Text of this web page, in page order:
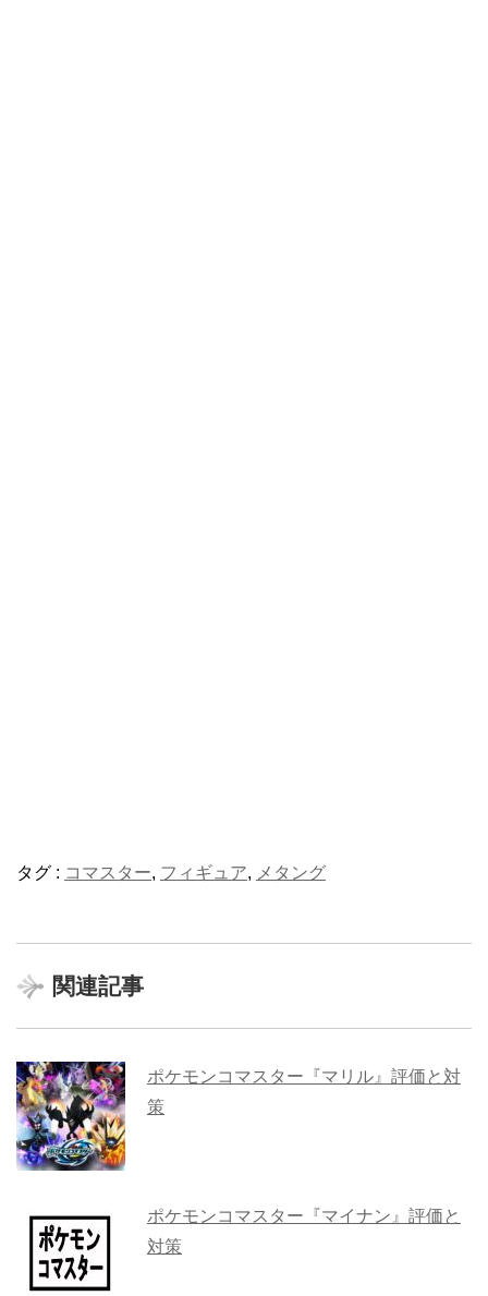
タグ : コマスター, フィギュア, メタング
関連記事
ポケモンコマスター『マリル』評価と対
策
ポケモンコマスター『マイナン』評価と
対策